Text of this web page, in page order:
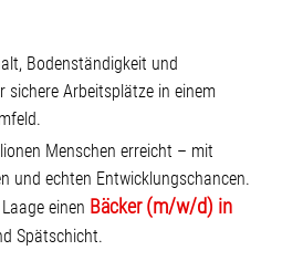
Bodenständigkeit und
sichere Arbeitsplätze in einem
Menschen erreicht – mit
und echten Entwicklungschancen.
einen Bäcker (m/w/d) in
Spätschicht.